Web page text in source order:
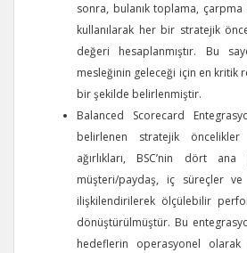
sonra, bulanık toplama,
kullanılarak her bir stratejik
değeri hesaplanmıştır. Bu
mesleğinin geleceği için en kritik
bir şekilde belirlenmiştir.
Balanced Scorecard
belirlenen stratejik
ağırlıkları, BSC’nin dört
müşteri/paydaş, iç süreçler
ilişkilendirilerek ölçülebilir
dönüştürülmüştür. Bu
hedeflerin operasyonel olarak